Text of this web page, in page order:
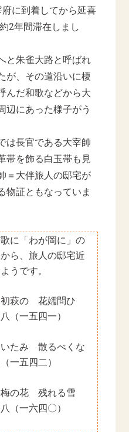
に到着してから延喜
2年間滞在しまし
と朱雀大路と呼ばれ
が、その道沿いに榎
んだ和歌などから大
辺にあった様子がう
は長官である大宰帥
帯を飾る白玉帯も見
＝大伴旅人の邸宅が
物証ともなっていま
に「わが岡に」の
ら、旅人の邸宅近
うです。
萩の 花嬬問ひ
一五四一）
たみ 散るべくな
五四二）
の花 残れる雪
一六四〇）